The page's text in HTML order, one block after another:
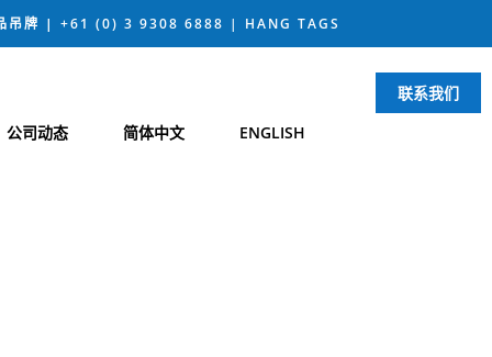
吊牌 | +61 (0) 3 9308 6888 | HANG TAGS
公司动态 简体中文 ENGLISH
联系我们